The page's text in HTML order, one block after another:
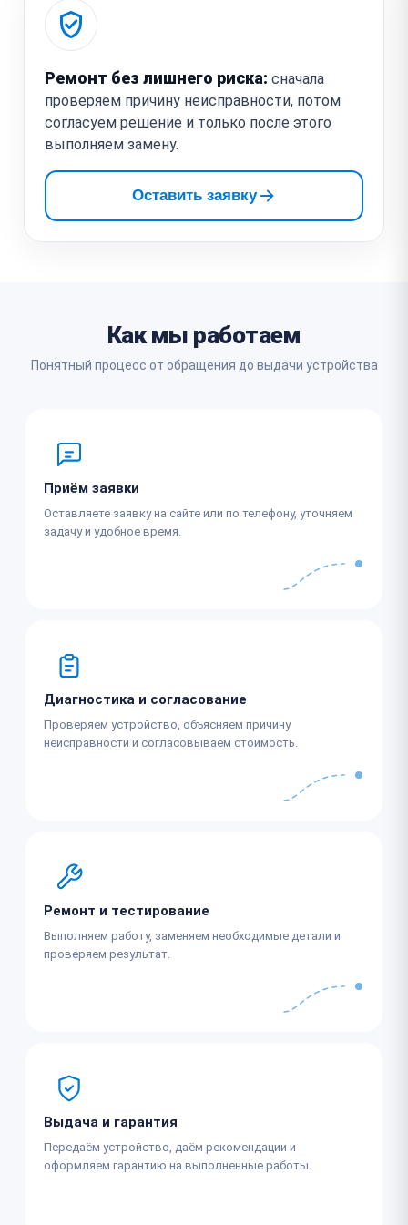
Ремонт без лишнего риска: сначала
проверяем причину неисправности, потом
согласуем решение и только после этого
выполняем замену.
Оставить заявку
Как мы работаем
Понятный процесс от обращения до выдачи устройства
Приём заявки
Оставляете заявку на сайте или по телефону, уточняем
задачу и удобное время.
Диагностика и согласование
Проверяем устройство, объясняем причину
неисправности и согласовываем стоимость.
Ремонт и тестирование
Выполняем работу, заменяем необходимые детали и
проверяем результат.
Выдача и гарантия
Передаём устройство, даём рекомендации и
оформляем гарантию на выполненные работы.